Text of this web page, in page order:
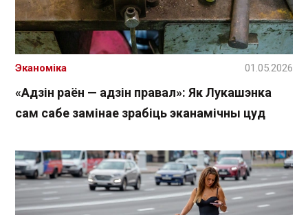
«Адзін раён — адзін правал»: Як Лукашэнка
сам сабе замінае зрабіць эканамічны цуд
Эканоміка 01.05.2026